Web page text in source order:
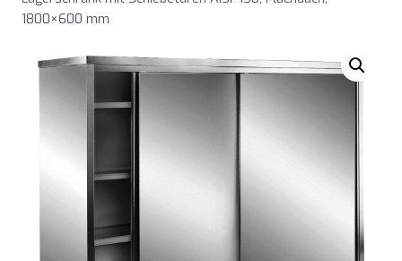
1800×600 mm